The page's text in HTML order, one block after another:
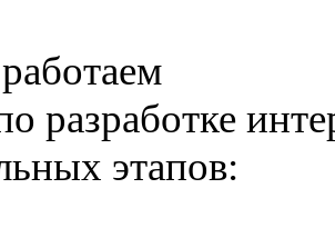
разработке
этапов: